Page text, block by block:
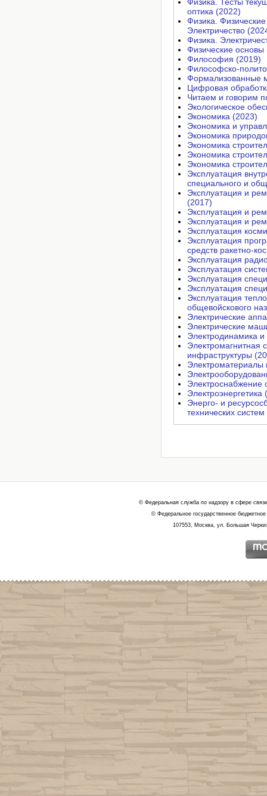
Физика. Тесты
оптика (2022)
Физика.
Электричество
Физика.
Физические
Философия (2019)
Философско-
Формализованные
Цифровая
Читаем и говорим
Экологическое
Экономика (2023)
Экономика и
Экономика
Экономика
Экономика
Экономика
Эксплуатация
специального и
Эксплуатация и
(2017)
Эксплуатация и
Эксплуатация и
Эксплуатация
Эксплуатация
средств ракетно-
Эксплуатация
Эксплуатация
Эксплуатация
Эксплуатация
Эксплуатация
общевойскового
Электрические
Электрические
Электродинамика
Электромагнитная
инфраструктуры
Электроматериалы
Электроснабжение
Электроэнергетика
Энерго- и
технических
© Федеральная служба по надзору в сфере
© Федеральное государственное
107553, Москва, ул. Большая